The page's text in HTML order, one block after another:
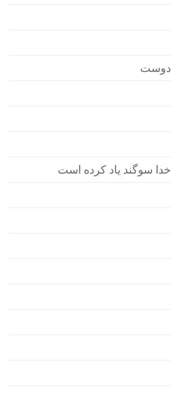
دوست
خدا سوگند یاد کرده است